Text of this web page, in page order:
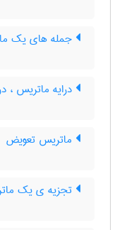
جمله های یک
درایه ماتریس ،
ماتریس تعویض
تجزیه ی یک